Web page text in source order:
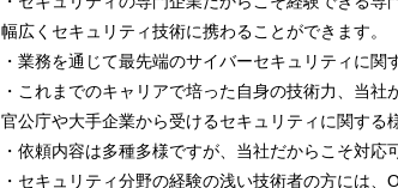
幅広くセキュリティ技術に携わることができます。
・業務を通じて最先端のサイバーセキュリティに関
・これまでのキャリアで培った自身の技術力、当
官公庁や大手企業から受けるセキュリティに関する
・依頼内容は多種多様ですが、当社だからこそ対
・セキュリティ分野の経験の浅い技術者の方には